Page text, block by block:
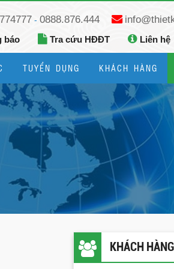
- 0888.876.444
báo Tra cứu HĐĐT Liên hệ
TUYỂN DỤNG KHÁCH HÀNG
KHÁCH